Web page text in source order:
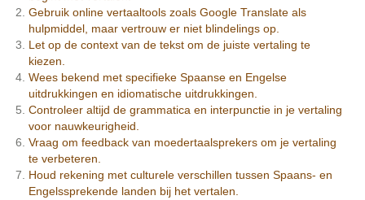
Gebruik online vertaaltools zoals Google Translate als
hulpmiddel, maar vertrouw er niet blindelings op.
Let op de context van de tekst om de juiste vertaling te
kiezen.
Wees bekend met specifieke Spaanse en Engelse
uitdrukkingen en idiomatische uitdrukkingen.
Controleer altijd de grammatica en interpunctie in je vertaling
voor nauwkeurigheid.
Vraag om feedback van moedertaalsprekers om je vertaling
te verbeteren.
Houd rekening met culturele verschillen tussen Spaans- en
Engelssprekende landen bij het vertalen.